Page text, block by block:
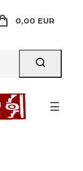
0,00 EUR
☰